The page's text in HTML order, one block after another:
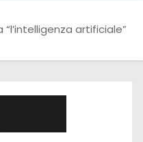
artificiale”